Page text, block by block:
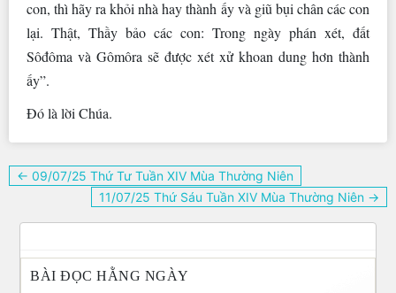
con, thì hãy ra khỏi nhà hay thành ấy và giũ bụi chân các con
lại. Thật, Thầy bảo các con: Trong ngày phán xét, đất
Sôđôma và Gômôra sẽ được xét xử khoan dung hơn thành
ấy”.
Ðó là lời Chúa.
Điều
hướng
viết
← 09/07/25 Thứ Tư Tuần XIV Mùa Thường Niên
11/07/25 Thứ Sáu Tuần XIV Mùa Thường Niên →
BÀI ĐỌC HẰNG NGÀY